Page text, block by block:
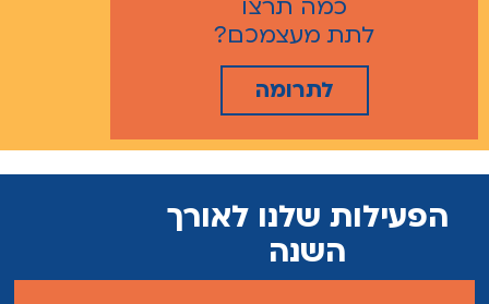
כמה תרצו
לתת מעצמכם?
לתרומה
הפעילות שלנו לאורך
השנה